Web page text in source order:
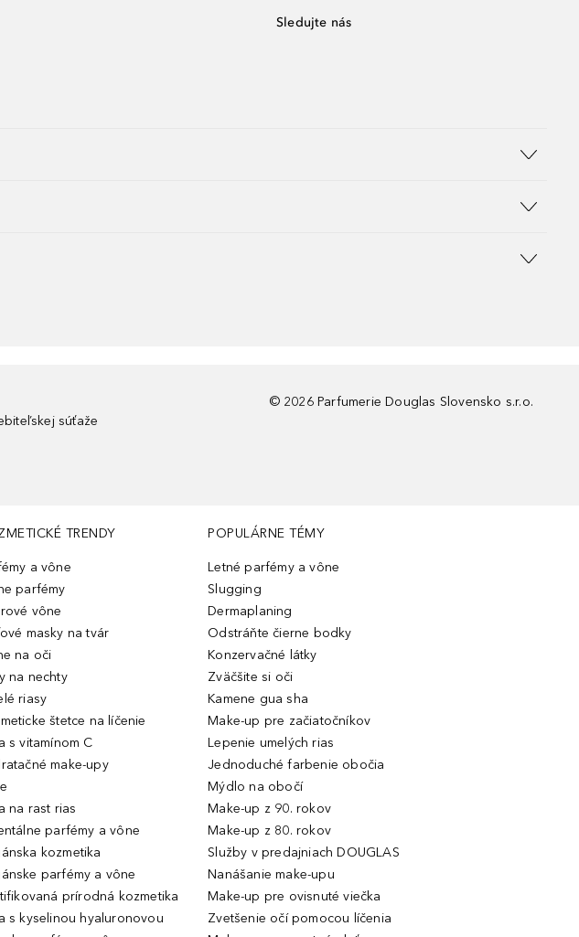
Sledujte nás
súťaže
© 2026 Parfumerie Douglas Slovensko s.r.o.
TRENDY
a vône
parfémy
vône
masky na tvár
na oči
na nechty
riasy
štetce na líčenie
s vitamínom C
make-upy
na rast rias
parfémy a vône
kozmetika
parfémy a vône
prírodná kozmetika
s kyselinou hyaluronovou
POPULÁRNE TÉMY
Letné parfémy a vône
Slugging
Dermaplaning
Odstráňte čierne bodky
Konzervačné látky
Zväčšite si oči
Kamene gua sha
Make-up pre začiatočníkov
Lepenie umelých rias
Jednoduché farbenie obočia
Mýdlo na obočí
Make-up z 90. rokov
Make-up z 80. rokov
Služby v predajniach DOUGLAS
Nanášanie make-upu
Make-up pre ovisnuté viečka
Zvetšenie očí pomocou líčenia